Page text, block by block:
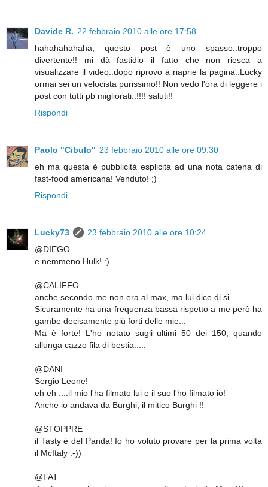
Davide R. 22 febbraio 2010 alle ore 17:58
hahahahahaha, questo post è uno spasso..troppo
divertente!! mi dà fastidio il fatto che non riesca a
visualizzare il video..dopo riprovo a riaprie la pagina..Lucky
ormai sei un velocista purissimo!! Non vedo l'ora di leggere i
post con tutti pb migliorati..!!!! saluti!!
Rispondi
Paolo "Cibulo" 23 febbraio 2010 alle ore 09:30
eh ma questa è pubblicità esplicita ad una nota catena di
fast-food americana! Venduto! ;)
Rispondi
Lucky73
23 febbraio 2010 alle ore 10:24
@DIEGO
e nemmeno Hulk! :)
@CALIFFO
anche secondo me non era al max, ma lui dice di si ...
Sicuramente ha una frequenza bassa rispetto a me però ha
gambe decisamente più forti delle mie...
Ma è forte! L'ho notato sugli ultimi 50 dei 150, quando
allunga cazzo fila di bestia.....
@DANI
Sergio Leone!
eh eh ....il mio l'ha filmato lui e il suo l'ho filmato io!
Anche io andava da Burghi, il mitico Burghi !!
@STOPPRE
il Tasty è del Panda! Io ho voluto provare per la prima volta
il McItaly :-))
@FAT